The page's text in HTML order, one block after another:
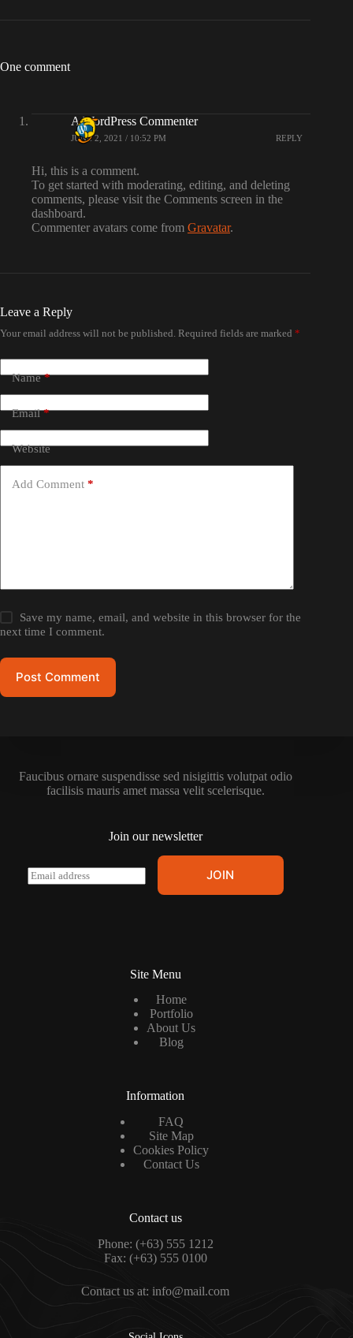
One comment
A WordPress Commenter
JUNE 2, 2021 / 10:52 PM REPLY
Hi, this is a comment.
To get started with moderating, editing, and deleting
comments, please visit the Comments screen in the
dashboard.
Commenter avatars come from Gravatar.
Leave a Reply
Your email address will not be published. Required fields are marked *
Name*
Email*
Website
Add Comment *
Save my name, email, and website in this browser for the
next time I comment.
Post Comment
Faucibus ornare suspendisse sed nisigittis volutpat odio
facilisis mauris amet massa velit scelerisque.
Join our newsletter
E
m
JOIN
Site Menu
Home
Portfolio
About Us
Blog
Information
FAQ
Site Map
Cookies Policy
Contact Us
Contact us
Phone: (+63) 555 1212
Fax: (+63) 555 0100
Contact us at: info@mail.com